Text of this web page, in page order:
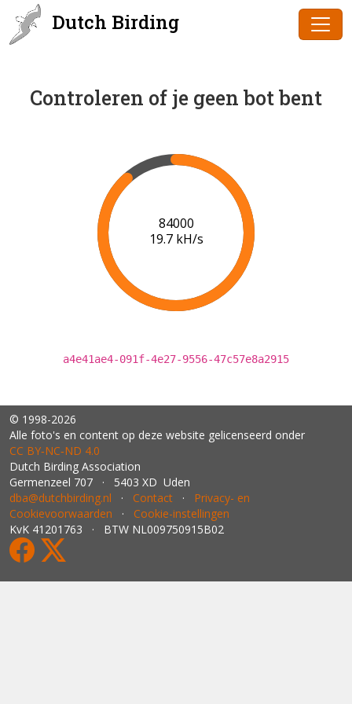
Dutch Birding
Controleren of je geen bot bent
86000
19.8 kH/s
a4e41ae4-091f-4e27-9556-47c57e8a2915
© 1998-2026
Alle foto's en content op deze website gelicenseerd onder
CC BY‑NC‑ND 4.0
Dutch Birding Association
Germenzeel 707 · 5403 XD Uden
dba@dutchbirding.nl · Contact · Privacy- en
Cookievoorwaarden · Cookie-instellingen
KvK 41201763 · BTW NL009750915B02